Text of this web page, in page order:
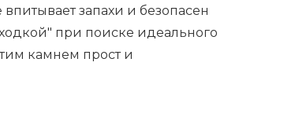
запахи и безопасен
при поиске идеального
камнем прост и